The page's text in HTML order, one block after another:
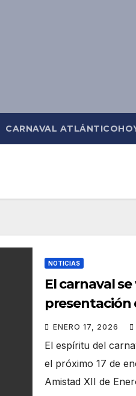
CARNAVAL
NOTICIAS
El carnaval
presentación
Triqui
ENERO 17, 2026
El espíritu del
el próximo 17 de
Amistad XII de